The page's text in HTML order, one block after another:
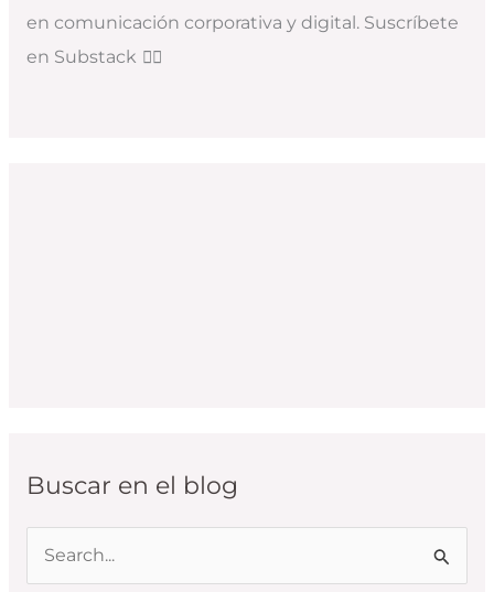
en comunicación corporativa y digital. Suscríbete
en Substack 👇🏻
Buscar en el blog